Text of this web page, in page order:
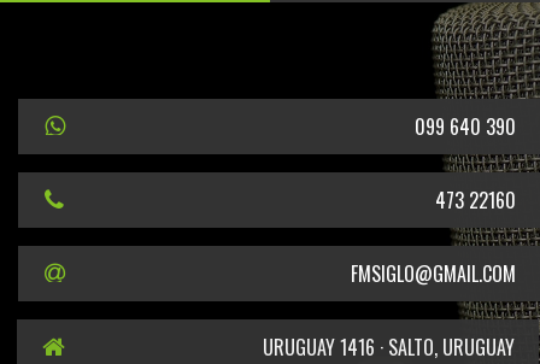
099 640 390
473 22160
FMSIGLO@GMAIL.COM
URUGUAY 1416 · SALTO, URUGUAY